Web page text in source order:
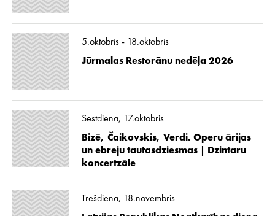
5.oktobris - 18.oktobris
Jūrmalas Restorānu nedēļa 2026
Sestdiena, 17.oktobris
Bizē, Čaikovskis, Verdi. Operu ārijas
un ebreju tautasdziesmas | Dzintaru
koncertzāle
Trešdiena, 18.novembris